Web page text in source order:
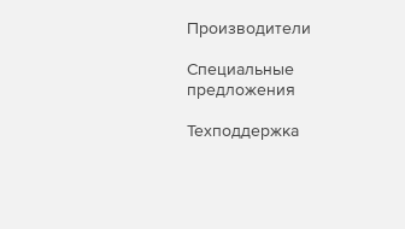
Производители
Специальные
предложения
Техподдержка